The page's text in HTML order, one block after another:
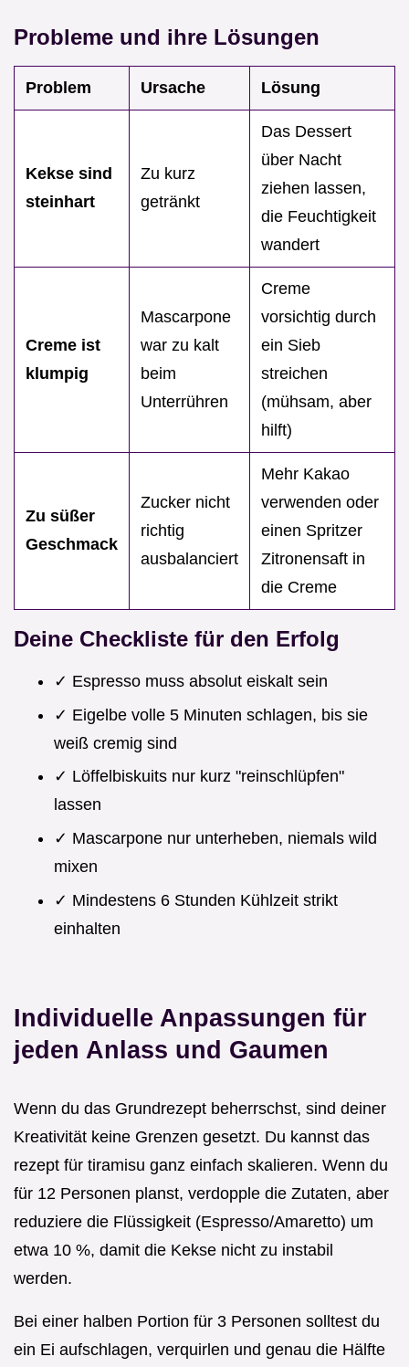
Probleme und ihre Lösungen
Problem Ursache Lösung
Kekse sind
steinhart
Zu kurz
getränkt
Das Dessert
über Nacht
ziehen lassen,
die Feuchtigkeit
wandert
Creme ist
klumpig
Mascarpone
war zu kalt
beim
Unterrühren
Creme
vorsichtig durch
ein Sieb
streichen
(mühsam, aber
hilft)
Zu süßer
Geschmack
Zucker nicht
richtig
ausbalanciert
Mehr Kakao
verwenden oder
einen Spritzer
Zitronensaft in
die Creme
Deine Checkliste für den Erfolg
✓ Espresso muss absolut eiskalt sein
✓ Eigelbe volle 5 Minuten schlagen, bis sie
weiß cremig sind
✓ Löffelbiskuits nur kurz "reinschlüpfen"
lassen
✓ Mascarpone nur unterheben, niemals wild
mixen
✓ Mindestens 6 Stunden Kühlzeit strikt
einhalten
Individuelle Anpassungen für
jeden Anlass und Gaumen
Wenn du das Grundrezept beherrschst, sind deiner
Kreativität keine Grenzen gesetzt. Du kannst das
rezept für tiramisu ganz einfach skalieren. Wenn du
für 12 Personen planst, verdopple die Zutaten, aber
reduziere die Flüssigkeit (Espresso/Amaretto) um
etwa 10 %, damit die Kekse nicht zu instabil
werden.
Bei einer halben Portion für 3 Personen solltest du
ein Ei aufschlagen, verquirlen und genau die Hälfte